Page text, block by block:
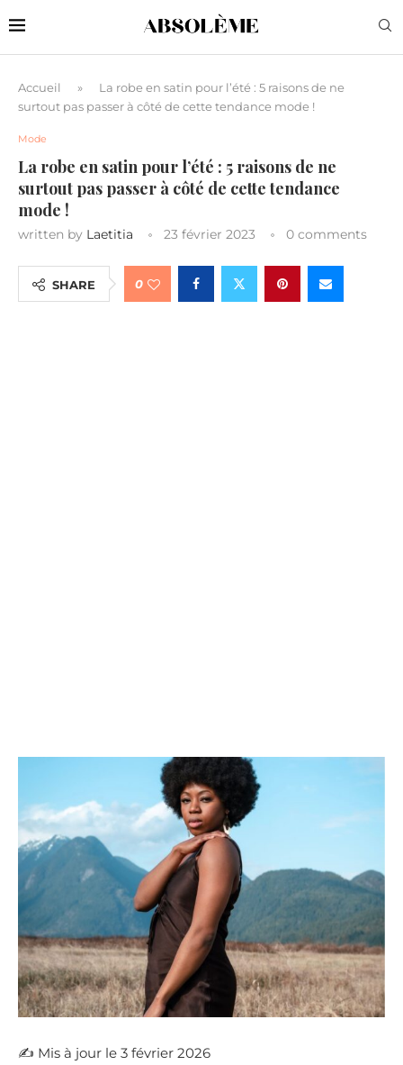
Accueil »
La robe en satin pour l’été : 5 raisons de ne
surtout pas passer à côté de cette tendance mode !
Mode
La robe en satin pour l’été : 5 raisons de ne
surtout pas passer à côté de cette tendance
mode !
written by Laetitia 23 février 2023 0 comments
SHARE 0
✍️​ Mis à jour le 3 février 2026